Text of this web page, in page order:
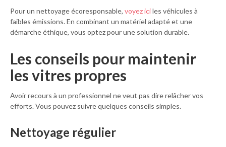
Pour un nettoyage écoresponsable, voyez iciles véhicules à
faibles émissions. En combinant un matériel adapté et une
démarche éthique, vous optez pour une solution durable.
Les conseils pour maintenir
les vitres propres
Avoir recours à un professionnel ne veut pas dire relâcher vos
efforts. Vous pouvez suivre quelques conseils simples.
Nettoyage régulier